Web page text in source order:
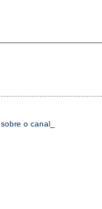
sobre o canal_